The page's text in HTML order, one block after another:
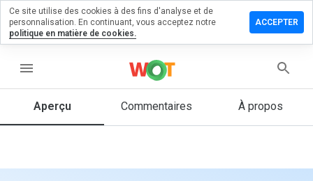
menu
Aperçu Commentaires À propos
un
1 et 5
Ce site utilise des cookies à des fins d'analyse et de
personnalisation. En continuant, vous acceptez notre
politique en matière de cookies.
ACCEPTER